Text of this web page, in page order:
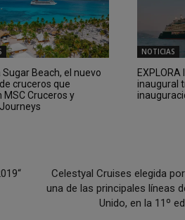
Sugar Beach, el nuevo
cruceros que
MSC Cruceros y
NOTICIAS
inaugural
Celestyal Cruises elegida
una de las principales líneas
Unido, en la 11º